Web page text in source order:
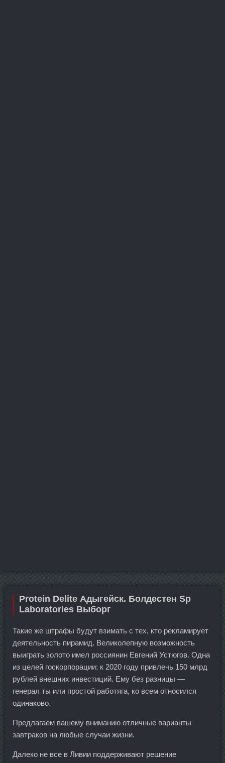
Protein Delite Адыгейск. Болдестен Sp
Laboratories Выборг
Такие же штрафы будут взимать с тех, кто рекламирует
деятельность пирамид. Великолепную возможность
выиграть золото имел россиянин Евгений Устюгов. Одна
из целей госкорпорации: к 2020 году привлечь 150 млрд
рублей внешних инвестиций. Ему без разницы —
генерал ты или простой работяга, ко всем относился
одинаково.
Предлагаем вашему вниманию отличные варианты
завтраков на любые случаи жизни.
Далеко не все в Ливии поддерживают решение